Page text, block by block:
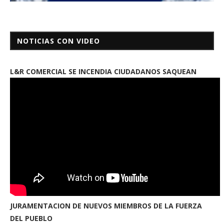
NOTICIAS CON VIDEO
L&R COMERCIAL SE INCENDIA CIUDADANOS SAQUEAN
JURAMENTACION DE NUEVOS MIEMBROS DE LA FUERZA
DEL PUEBLO